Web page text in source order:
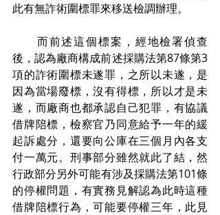
此有無詐術圍標罪來移送檢調辦理。
而前述這個標案，經地檢署偵查
後，認為廠商構成前述採購法第87條第3
項的詐術圍標未遂罪，之所以未遂，是
因為當場廢標，沒有得標，所以才是未
遂，而廠商也都承認自己犯罪，有協議
借牌陪標，檢察官乃同意給予一年的緩
起訴處分，還要向公庫在三個月內各支
付一萬元。刑事部分雖然就此了結，然
行政部分另外可能有涉及採購法第101條
的停權問題，有實務見解認為此時這種
借牌陪標行為，可能要停權三年，此見